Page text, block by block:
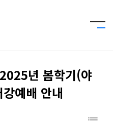
년 봄학기(야
예배 안내